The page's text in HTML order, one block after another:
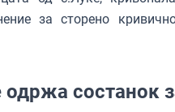
за сторено
одржа состанок